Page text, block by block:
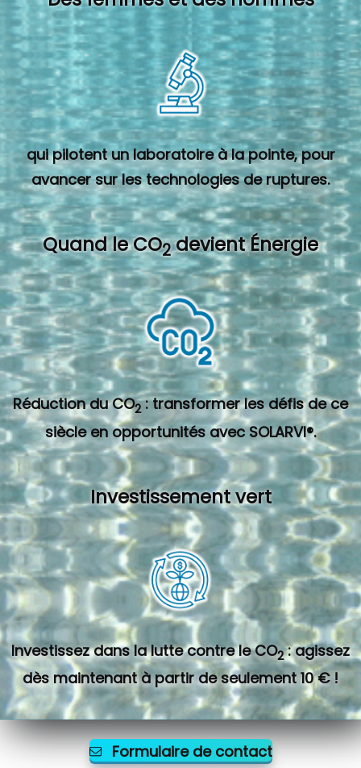
qui pilotent un laboratoire à la pointe, pour
avancer sur les technologies de ruptures.
Quand le CO2devient Énergie
Réduction du CO2 : transformer les défis de ce
siècle en opportunités avec SOLARVI®.
Investissement vert
Investissez dans la lutte contre le CO2 : agissez
dès maintenant à partir de seulement 10 € !
Formulaire de contact